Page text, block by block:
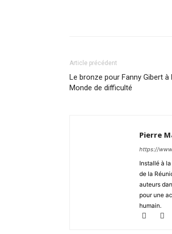
Article précédent
Le bronze pour Fanny Gibert à
Monde de difficulté
Pierre
https://
Installé à
de la
auteurs
pour une
humain.